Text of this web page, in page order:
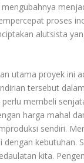
proses
alutsista
utama proyek ini
tersebut
membeli
harga mahal
sendiri.
dengan kebutuhan.
kita.